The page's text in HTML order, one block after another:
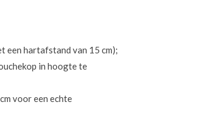
een hartafstand van 15 cm);
in hoogte te
voor een echte